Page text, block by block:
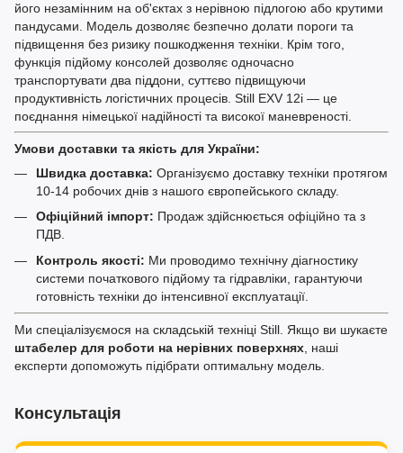
його незамінним на об'єктах з нерівною підлогою або крутими
пандусами. Модель дозволяє безпечно долати пороги та
підвищення без ризику пошкодження техніки. Крім того,
функція підйому консолей дозволяє одночасно
транспортувати два піддони, суттєво підвищуючи
продуктивність логістичних процесів. Still EXV 12i — це
поєднання німецької надійності та високої маневреності.
Умови доставки та якість для України:
Швидка доставка: Організуємо доставку техніки протягом
10-14 робочих днів з нашого європейського складу.
Офіційний імпорт: Продаж здійснюється офіційно та з
ПДВ.
Контроль якості: Ми проводимо технічну діагностику
системи початкового підйому та гідравліки, гарантуючи
готовність техніки до інтенсивної експлуатації.
Ми спеціалізуємося на складській техніці Still. Якщо ви шукаєте
штабелер для роботи на нерівних поверхнях , наші
експерти допоможуть підібрати оптимальну модель.
Консультація